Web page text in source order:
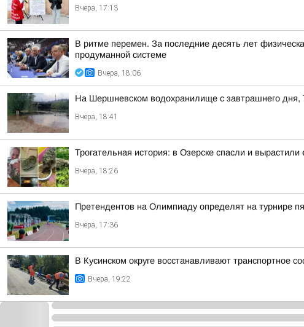
Вчера, 17:13
В ритме перемен. За последние десять лет
продуманной системе
Вчера, 18:06
На Шершневском водохранилище с завтрашнего дня,
Вчера, 18:41
Трогательная история: в Озерске спасли и вырастили
Вчера, 18:26
Претендентов на Олимпиаду определят на турнире
Вчера, 17:36
В Кусинском округе восстанавливают транспортное
Вчера, 19:22